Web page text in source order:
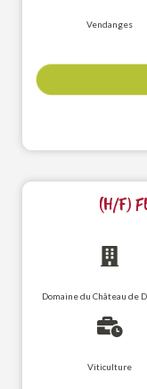
Vendanges
(H/F)
Domaine du Château de
Viticulture